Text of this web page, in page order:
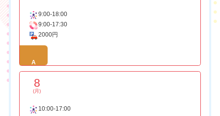
9:00-18:00
9:00-17:30
2000円
A
8
(月)
10:00-17:00